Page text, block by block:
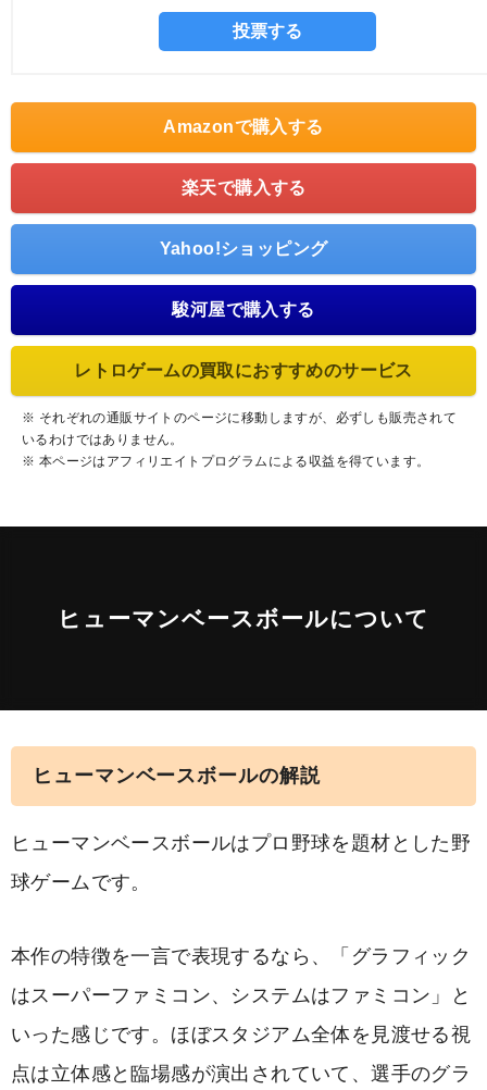
Amazonで購入する
楽天で購入する
Yahoo!ショッピング
駿河屋で購入する
レトロゲームの買取におすすめのサービス
※ それぞれの通販サイトのページに移動しますが、必ずしも販売されて
いるわけではありません。
※ 本ページはアフィリエイトプログラムによる収益を得ています。
ヒューマンベースボールについて
ヒューマンベースボールの解説
ヒューマンベースボールはプロ野球を題材とした野
球ゲームです。
本作の特徴を一言で表現するなら、「グラフィック
はスーパーファミコン、システムはファミコン」と
いった感じです。ほぼスタジアム全体を見渡せる視
点は立体感と臨場感が演出されていて、選手のグラ